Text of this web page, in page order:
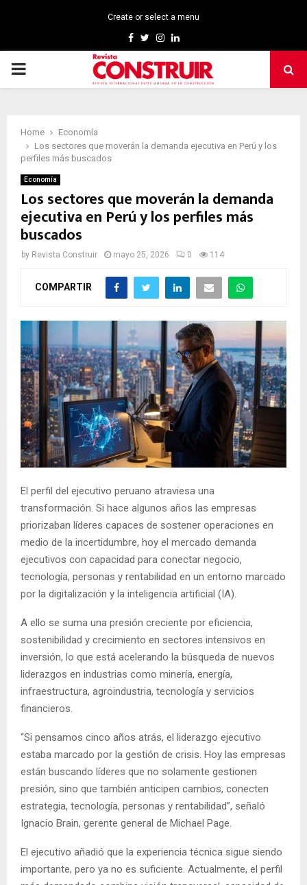
Create or select a menu
Facebook
TwitterInstagram
Linkedin
PRIMARY
Home
Economía
Los sectores que moverán la demanda ejecutiva en Perú y los
perfiles más buscados
Economía
Los sectores que moverán la demanda
ejecutiva en Perú y los perfiles más
buscados
by Revista Construir mayo 25, 2026 0 114
COMPARTIR
El perfil del ejecutivo peruano atraviesa una
transformación. Si hace algunos años las empresas
priorizaban líderes capaces de sostener operaciones en
medio de la incertidumbre, hoy el mercado demanda
ejecutivos con capacidad para conectar negocio,
tecnología, personas y rentabilidad en un entorno marcado
por la digitalización y la inteligencia artificial (IA).
A ello se suma una presión creciente por eficiencia,
sostenibilidad y crecimiento en sectores intensivos en
inversión, lo que está acelerando la búsqueda de nuevos
liderazgos en industrias como minería, energía,
infraestructura, agroindustria, tecnología y servicios
financieros.
“Si pensamos cinco años atrás, el liderazgo ejecutivo
estaba marcado por la gestión de crisis. Hoy las empresas
están buscando líderes que no solamente gestionen
presión, sino que también anticipen cambios, conecten
estrategia, tecnología, personas y rentabilidad”, señaló
Ignacio Brain, gerente general de Michael Page.
El ejecutivo añadió que la experiencia técnica sigue siendo
importante, pero ya no es suficiente. Actualmente, el perfil